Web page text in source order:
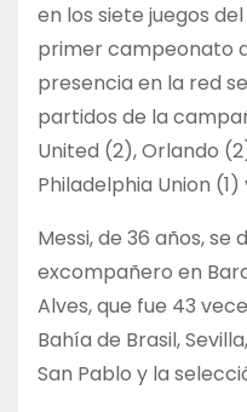
en los siete juegos
primer campeonato
presencia en la red
partidos de la
United (2), Orlando
Philadelphia Union (1)
Messi, de 36 años, se
excompañero en
Alves, que fue 43
Bahía de Brasil,
San Pablo y la